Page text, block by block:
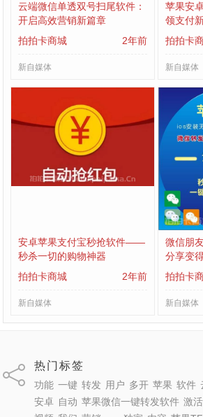
云端微信单透双号扫尾软件：
开启高效营销新篇章
拍拍卡商城
2年前
新自媒体
苹果安
领支付
拍拍卡
新自媒体
安卓苹果支付宝秒抢软件——
秒杀一切的购物神器
拍拍卡商城
2年前
新自媒体
微信朋
分享变
拍拍卡
新自媒体
热门标签
功能 一键 转发 用户 多开 苹果 软件
安卓 自动 苹果微信一键转发软件 激活